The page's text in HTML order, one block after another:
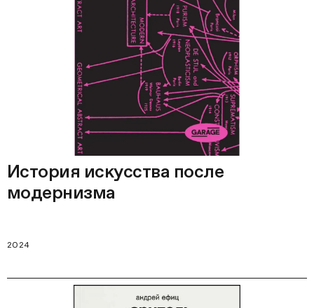
История искусства после
модернизма
2024